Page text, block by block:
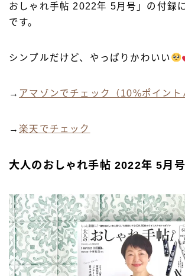
おしゃれ手帖 2022年 5月号」の付録
です。
シンプルだけど、やっぱりかわいい
→ アマゾンでチェック（10%ポイント
→楽天でチェック
大人のおしゃれ手帖 2022年 5月号